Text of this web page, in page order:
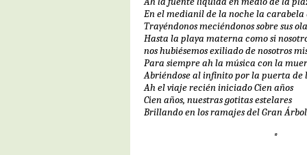
En el medianil de la noche la carabela
Trayéndonos meciéndonos sobre sus
Hasta la playa materna como si
nos hubiésemos exiliado de nosotros
Para siempre ah la música con la
Abriéndose al infinito por la puerta de
Ah el viaje recién iniciado Cien años
Cien años, nuestras gotitas estelares
Brillando en los ramajes del Gran
*